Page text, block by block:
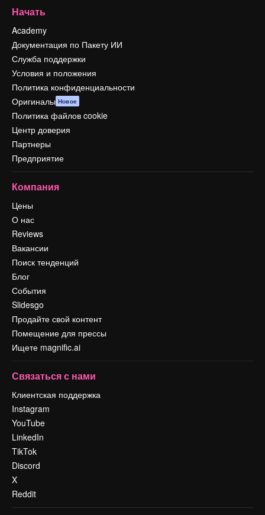
Начать
Academy
Документация по Пакету ИИ
Служба поддержки
Условия и положения
Политика конфиденциальности
Оригиналы Новое
Политика файлов cookie
Центр доверия
Партнеры
Предприятие
Компания
Цены
О нас
Reviews
Вакансии
Поиск тенденций
Блог
События
Slidesgo
Продайте свой контент
Помещение для прессы
Ищете magnific.ai
Связаться с нами
Клиентская поддержка
Instagram
YouTube
LinkedIn
TikTok
Discord
X
Reddit